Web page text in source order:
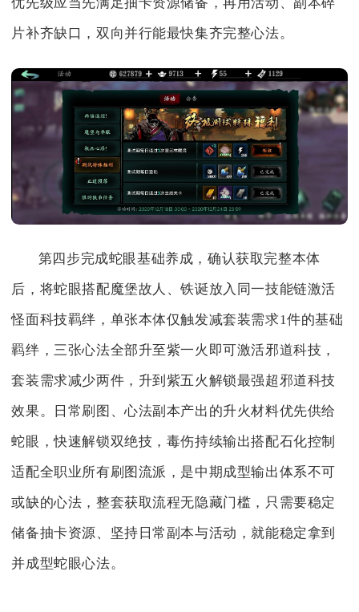
片补齐缺口，双向并行能最快集齐完整心法。
第四步完成蛇眼基础养成，确认获取完整本体
后，将蛇眼搭配魔堡故人、铁诞放入同一技能链激活
怪面科技羁绊，单张本体仅触发减套装需求1件的基础
羁绊，三张心法全部升至紫一火即可激活邪道科技，
套装需求减少两件，升到紫五火解锁最强超邪道科技
效果。日常刷图、心法副本产出的升火材料优先供给
蛇眼，快速解锁双绝技，毒伤持续输出搭配石化控制
适配全职业所有刷图流派，是中期成型输出体系不可
或缺的心法，整套获取流程无隐藏门槛，只需要稳定
储备抽卡资源、坚持日常副本与活动，就能稳定拿到
并成型蛇眼心法。